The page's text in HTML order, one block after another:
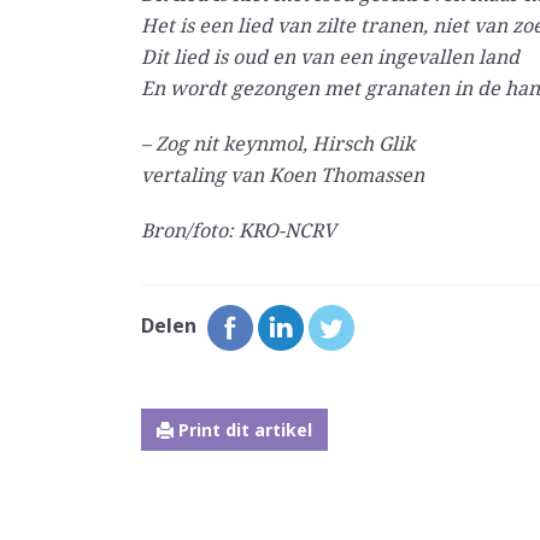
Het is een lied van zilte tranen, niet van
Dit lied is oud en van een ingevallen land
En wordt gezongen met granaten in de
– Zog nit keynmol, Hirsch Glik
vertaling van Koen Thomassen
Bron/foto: KRO-NCRV
Delen
Print dit artikel